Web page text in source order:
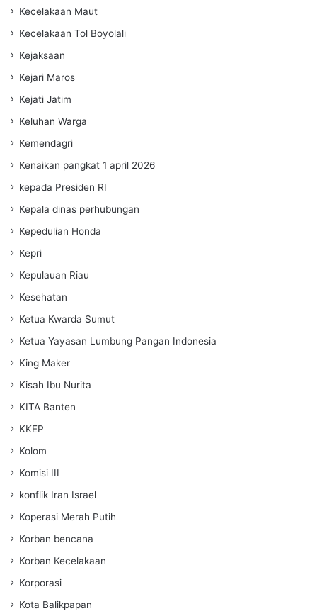
Kecelakaan Maut
Kecelakaan Tol Boyolali
Kejaksaan
Kejari Maros
Kejati Jatim
Keluhan Warga
Kemendagri
Kenaikan pangkat 1 april 2026
kepada Presiden RI
Kepala dinas perhubungan
Kepedulian Honda
Kepri
Kepulauan Riau
Kesehatan
Ketua Kwarda Sumut
Ketua Yayasan Lumbung Pangan Indonesia
King Maker
Kisah Ibu Nurita
KITA Banten
KKEP
Kolom
Komisi III
konflik Iran Israel
Koperasi Merah Putih
Korban bencana
Korban Kecelakaan
Korporasi
Kota Balikpapan